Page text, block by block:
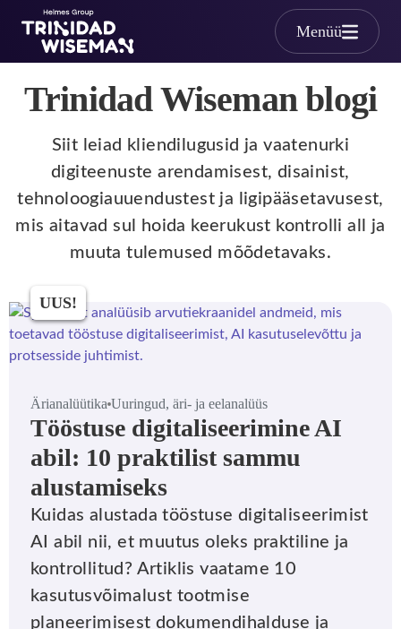
Skip to main content
Menüü
Trinidad Wiseman blogi
Siit leiad kliendilugusid ja vaatenurki
digiteenuste arendamisest, disainist,
tehnoloogiauuendustest ja ligipääsetavusest,
mis aitavad sul hoida keerukust kontrolli all ja
muuta tulemused mõõdetavaks.
UUS!
Ärianalüütika Uuringud, äri- ja eelanalüüs
Tööstuse digitaliseerimine AI
abil: 10 praktilist sammu
alustamiseks
Kuidas alustada tööstuse digitaliseerimist
AI abil nii, et muutus oleks praktiline ja
kontrollitud? Artiklis vaatame 10
kasutusvõimalust tootmise
planeerimisest dokumendihalduse ja